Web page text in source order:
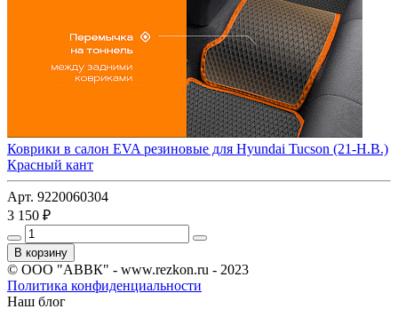
Коврики в салон EVA резиновые для Hyundai Tucson (21-Н.В.)
Красный кант
Арт. 9220060304
3 150 ₽
В корзину
© ООО "АВВК" - www.rezkon.ru - 2023
Политика конфиденциальности
Наш блог